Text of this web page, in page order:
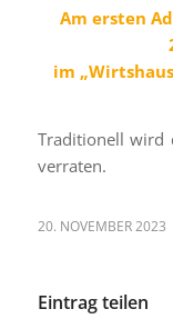
Am ersten
im
Traditionell wird
verraten.
20. NOVEMBER 2023
Eintrag teilen